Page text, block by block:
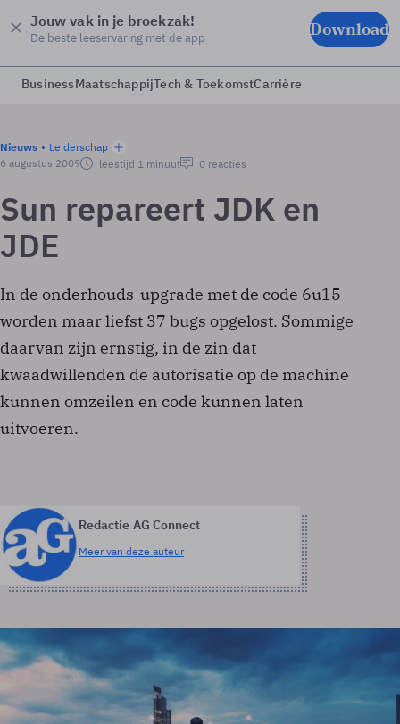
Jouw vak in je broekzak!
De beste leeservaring met de app Download
BusinessMaatschappijTech & ToekomstCarrière
Nieuws
Leiderschap
6 augustus 2009
leestijd 1 minuut 0 reacties
Sun repareert JDK en
JDE
In de onderhouds-upgrade met de code 6u15
worden maar liefst 37 bugs opgelost. Sommige
daarvan zijn ernstig, in de zin dat
kwaadwillenden de autorisatie op de machine
kunnen omzeilen en code kunnen laten
uitvoeren.
Redactie AG Connect
Meer van deze auteur